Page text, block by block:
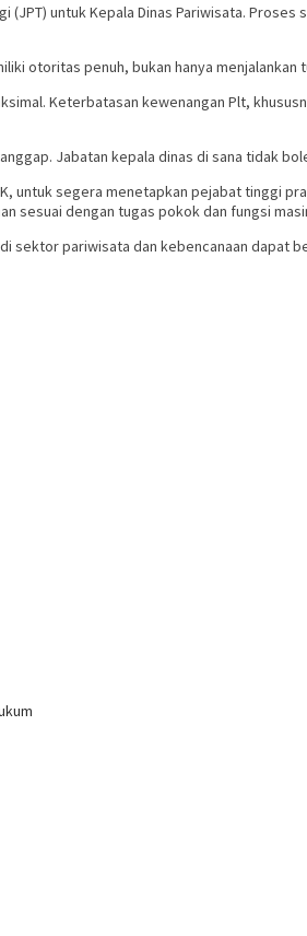
untuk Kepala Dinas Pariwisata.
otoritas penuh, bukan hanya menjalankan
Keterbatasan kewenangan Plt,
Jabatan kepala dinas di sana tidak
untuk segera menetapkan pejabat tinggi
sesuai dengan tugas pokok dan fungsi
pariwisata dan kebencanaan dapat